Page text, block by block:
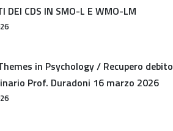
DEI CDS IN SMO-L E WMO-LM
in Psychology / Recupero debito
Prof. Duradoni 16 marzo 2026